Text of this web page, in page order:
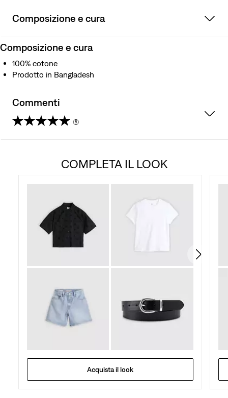
Composizione e cura
Composizione e cura
100% cotone
Prodotto in Bangladesh
Commenti
(8)
recensioni
COMPLETA IL LOOK
Acquista il look